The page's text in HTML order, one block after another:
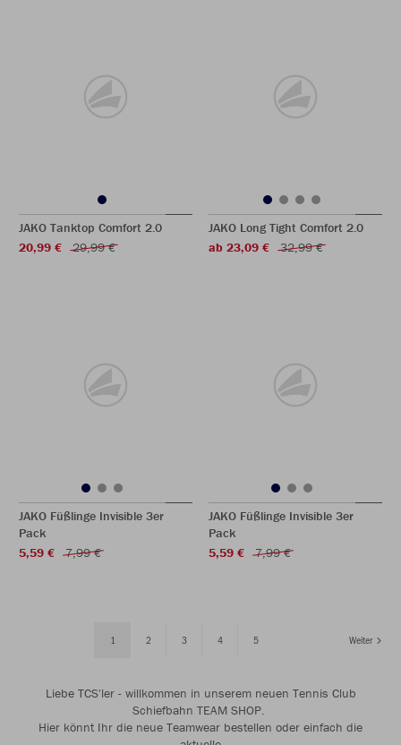
JAKO Tanktop Comfort 2.0
20,99 €
29,99 €
JAKO Long Tight Comfort 2.0
ab 23,09 €
32,99 €
JAKO Füßlinge Invisible 3er
Pack
5,59 €
7,99 €
JAKO Füßlinge Invisible 3er
Pack
5,59 €
7,99 €
1 2 3 4 5 Weiter
Liebe TCS'ler - willkommen in unserem neuen Tennis Club
Schiefbahn TEAM SHOP.
Hier könnt Ihr die neue Teamwear bestellen oder einfach die